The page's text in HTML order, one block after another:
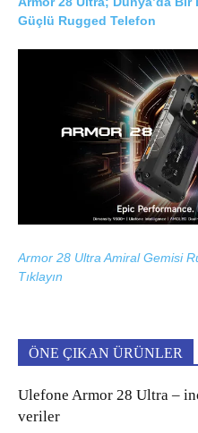
Güçlü Rugged Telefon
Armor 28 Ultra Amiral Gemisi
Tıklayın
ÖNE ÇIKAN ÜRÜNLER
Ulefone Armor 28 Ultra –
veriler